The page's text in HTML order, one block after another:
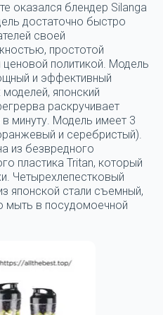
оказался блендер Silanga
достаточно быстро
своей
простотой
политикой. Модель
и эффективный
японский
раскручивает
минуту. Модель имеет 3
и серебристый).
из безвредного
пластика Tritan, который
Четырехлепестковый
японской стали съемный,
в посудомоечной